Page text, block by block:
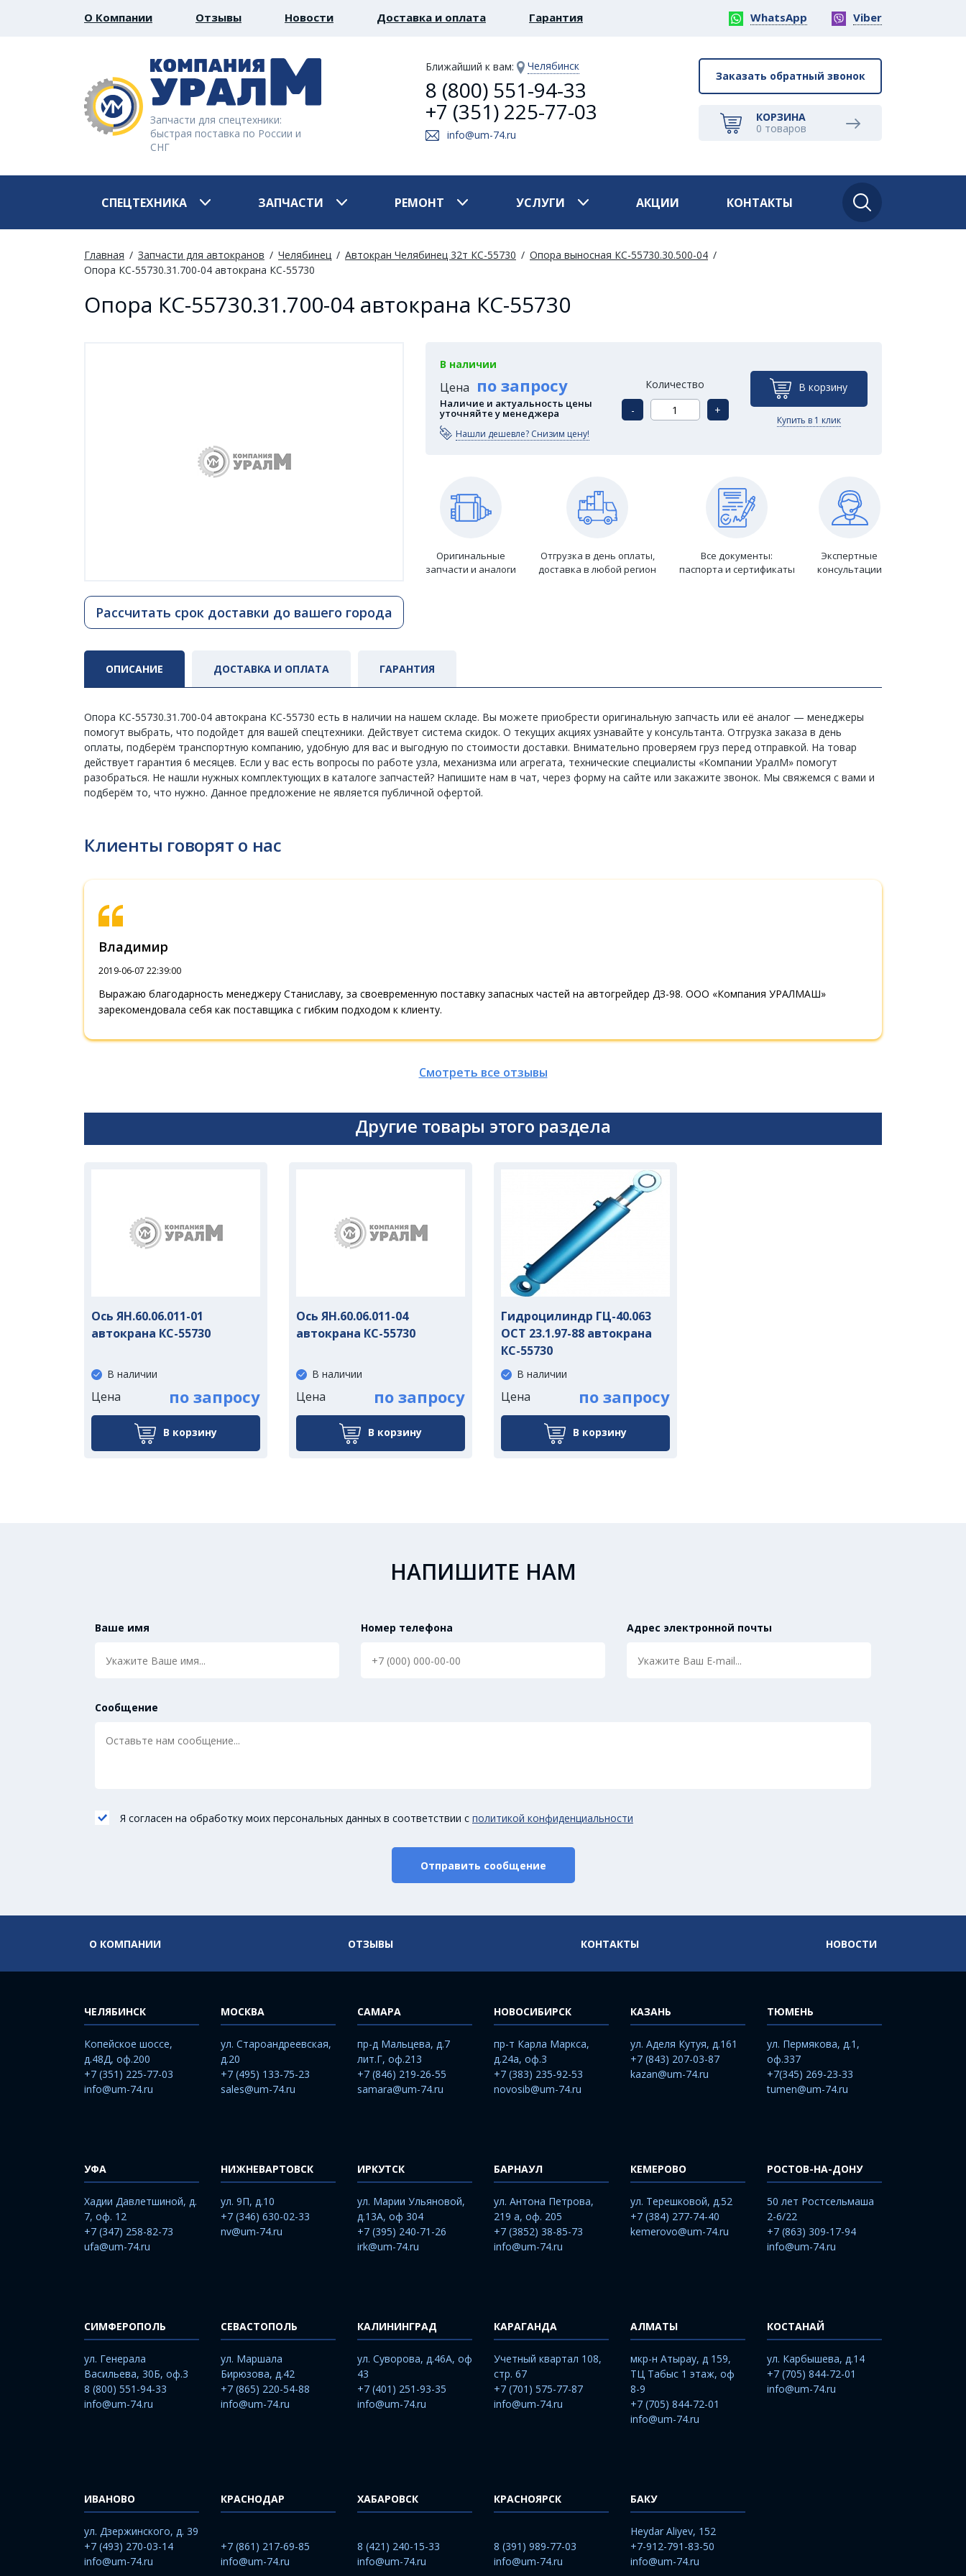
О Компании Отзывы Новости Доставка и оплата Гарантия WhatsApp Viber
Запчасти для спецтехники:
быстрая поставка по России и
СНГ
Ближайший к вам: Челябинск
8 (800) 551-94-33
+7 (351) 225-77-03
info@um-74.ru
Заказать обратный звонок
КОРЗИНА
0 товаров
СПЕЦТЕХНИКА ЗАПЧАСТИ РЕМОНТ УСЛУГИ АКЦИИ КОНТАКТЫ
Главная Запчасти для автокранов Челябинец Автокран Челябинец 32т КС-55730
Опора выносная КС-55730.30.500-04
Опора КС-55730.31.700-04 автокрана КС-55730
Опора КС-55730.31.700-04 автокрана КС-55730
В наличии
Цена по запросу
Наличие и актуальность цены
уточняйте у менеджера
Нашли дешевле? Снизим цену!
Количество
-
+
В корзину
Купить в 1 клик
Оригинальные
запчасти и аналоги
Отгрузка в день оплаты,
доставка в любой регион
Все документы:
паспорта и сертификаты
Экспертные
консультации
Рассчитать срок доставки до вашего города
ОПИСАНИЕ ДОСТАВКА И ОПЛАТА ГАРАНТИЯ
Опора КС-55730.31.700-04 автокрана КС-55730 есть в наличии на нашем складе. Вы можете приобрести оригинальную запчасть или её аналог — менеджеры
помогут выбрать, что подойдет для вашей спецтехники. Действует система скидок. О текущих акциях узнавайте у консультанта. Отгрузка заказа в день
оплаты, подберём транспортную компанию, удобную для вас и выгодную по стоимости доставки. Внимательно проверяем груз перед отправкой. На товар
действует гарантия 6 месяцев. Если у вас есть вопросы по работе узла, механизма или агрегата, технические специалисты «Компании УралМ» помогут
разобраться. Не нашли нужных комплектующих в каталоге запчастей? Напишите нам в чат, через форму на сайте или закажите звонок. Мы свяжемся с вами и
подберём то, что нужно. Данное предложение не является публичной офертой.
Клиенты говорят о нас
Владимир
2019-06-07 22:39:00
Выражаю благодарность менеджеру Станиславу, за своевременную поставку запасных частей на автогрейдер ДЗ-98. ООО «Компания УРАЛМАШ»
зарекомендовала себя как поставщика с гибким подходом к клиенту.
Смотреть все отзывы
Другие товары этого раздела
Ось ЯН.60.06.011-01
автокрана КС-55730
В наличии
Цена по запросу
В корзину
Ось ЯН.60.06.011-04
автокрана КС-55730
В наличии
Цена по запросу
В корзину
Гидроцилиндр ГЦ-40.063
ОСТ 23.1.97-88 автокрана
КС-55730
В наличии
Цена по запросу
В корзину
НАПИШИТЕ НАМ
Ваше имя Номер телефона Адрес электронной почты
Сообщение
Я согласен на обработку моих персональных данных в соответствии с политикой конфиденциальности
Отправить сообщение
О КОМПАНИИ ОТЗЫВЫ КОНТАКТЫ НОВОСТИ
ЧЕЛЯБИНСК
Копейское шоссе,
д.48Д, оф.200
+7 (351) 225-77-03
info@um-74.ru
МОСКВА
ул. Староандреевская,
д.20
+7 (495) 133-75-23
sales@um-74.ru
САМАРА
пр-д Мальцева, д.7
лит.Г, оф.213
+7 (846) 219-26-55
samara@um-74.ru
НОВОСИБИРСК
пр-т Карла Маркса,
д.24а, оф.3
+7 (383) 235-92-53
novosib@um-74.ru
КАЗАНЬ
ул. Аделя Кутуя, д.161
+7 (843) 207-03-87
kazan@um-74.ru
ТЮМЕНЬ
ул. Пермякова, д.1,
оф.337
+7(345) 269-23-33
tumen@um-74.ru
УФА
Хадии Давлетшиной, д.
7, оф. 12
+7 (347) 258-82-73
ufa@um-74.ru
НИЖНЕВАРТОВСК
ул. 9П, д.10
+7 (346) 630-02-33
nv@um-74.ru
ИРКУТСК
ул. Марии Ульяновой,
д.13А, оф 304
+7 (395) 240-71-26
irk@um-74.ru
БАРНАУЛ
ул. Антона Петрова,
219 а, оф. 205
+7 (3852) 38-85-73
info@um-74.ru
КЕМЕРОВО
ул. Терешковой, д.52
+7 (384) 277-74-40
kemerovo@um-74.ru
РОСТОВ-НА-ДОНУ
50 лет Ростсельмаша
2-6/22
+7 (863) 309-17-94
info@um-74.ru
СИМФЕРОПОЛЬ
ул. Генерала
Васильева, 30Б, оф.3
8 (800) 551-94-33
info@um-74.ru
СЕВАСТОПОЛЬ
ул. Маршала
Бирюзова, д.42
+7 (865) 220-54-88
info@um-74.ru
КАЛИНИНГРАД
ул. Суворова, д.46А, оф
43
+7 (401) 251-93-35
info@um-74.ru
КАРАГАНДА
Учетный квартал 108,
стр. 67
+7 (701) 575-77-87
info@um-74.ru
АЛМАТЫ
мкр-н Атырау, д 159,
ТЦ Табыс 1 этаж, оф
8-9
+7 (705) 844-72-01
info@um-74.ru
КОСТАНАЙ
ул. Карбышева, д.14
+7 (705) 844-72-01
info@um-74.ru
ИВАНОВО
ул. Дзержинского, д. 39
+7 (493) 270-03-14
info@um-74.ru
КРАСНОДАР
+7 (861) 217-69-85
info@um-74.ru
ХАБАРОВСК
8 (421) 240-15-33
info@um-74.ru
КРАСНОЯРСК
8 (391) 989-77-03
info@um-74.ru
БАКУ
Heydar Aliyev, 152
+7-912-791-83-50
info@um-74.ru